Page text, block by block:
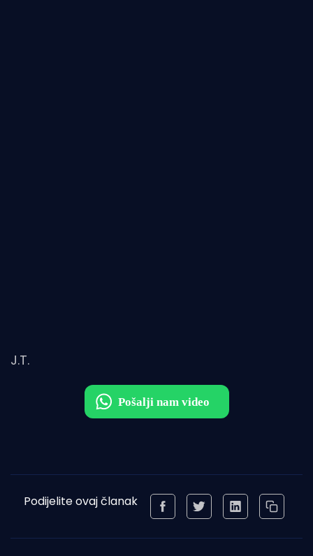
J.T.
Podijelite ovaj članak